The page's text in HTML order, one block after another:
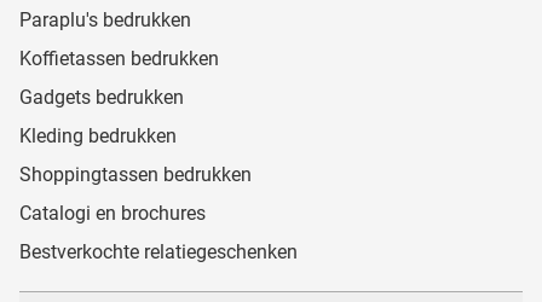
Paraplu's bedrukken
Koffietassen bedrukken
Gadgets bedrukken
Kleding bedrukken
Shoppingtassen bedrukken
Catalogi en brochures
Bestverkochte relatiegeschenken